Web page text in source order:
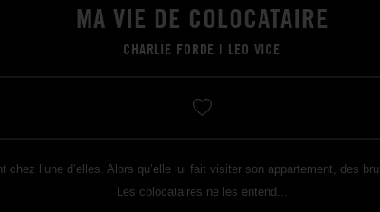
MA VIE DE COLOCATAIRE
CHARLIE FORDE | LEO VICE
l’une d’elles. Alors qu’elle lui fait visiter son appartement, des
Les colocataires ne les entend...